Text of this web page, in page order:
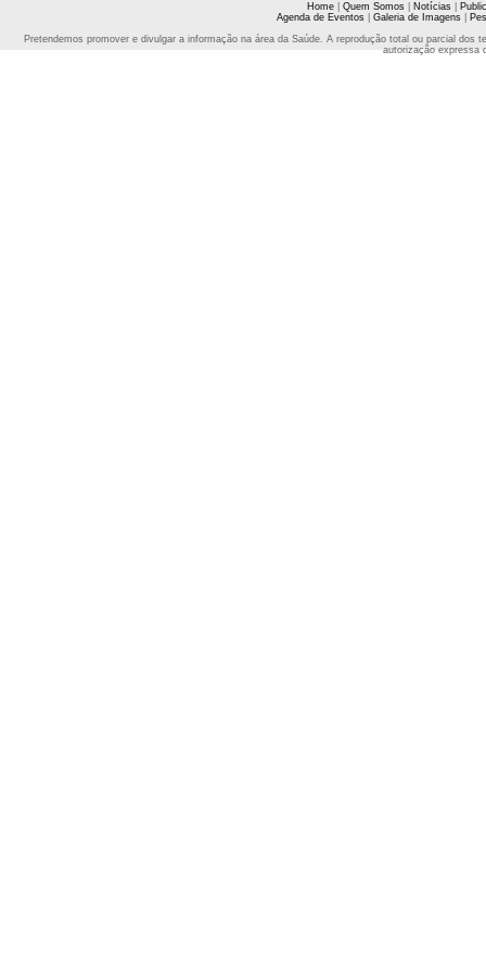
Home| Quem Somos| Notícias|
Agenda de Eventos| Galeria de Imagens|
Pretendemos promover e divulgar a informação na área da Saúde. A reprodução total ou parcial
autorização expressa